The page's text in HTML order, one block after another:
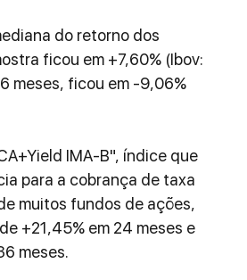
do retorno dos
ficou em +7,60% (Ibov:
meses, ficou em -9,06%
IMA-B", índice que
para a cobrança de taxa
muitos fundos de ações,
+21,45% em 24 meses e
meses.